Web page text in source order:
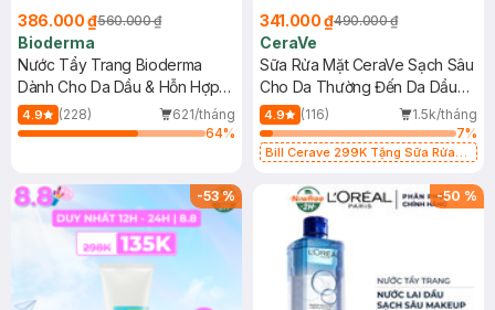
386.000 ₫560.000 ₫
Bioderma
Nước Tẩy Trang Bioderma
Dành Cho Da Dầu & Hỗn Hợp
500ml
4.9 (228)
621/tháng
64%
341.000 ₫490.000 ₫
CeraVe
Sữa Rửa Mặt CeraVe Sạch Sâu
Cho Da Thường Đến Da Dầu
473ml
4.9 (116)
1.5k/tháng
7%
Bill Cerave 299K Tặng Sữa Rửa
-53% -50 %